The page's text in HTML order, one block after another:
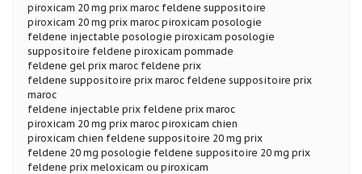
piroxicam 20 mg prix maroc feldene suppositoire
piroxicam 20 mg prix maroc piroxicam posologie
feldene injectable posologie piroxicam posologie
suppositoire feldene piroxicam pommade
feldene gel prix maroc feldene prix
feldene suppositoire prix maroc feldene suppositoire prix
maroc
feldene injectable prix feldene prix maroc
piroxicam 20 mg prix maroc piroxicam chien
piroxicam chien feldene suppositoire 20 mg prix
feldene 20 mg posologie feldene suppositoire 20 mg prix
feldene prix meloxicam ou piroxicam